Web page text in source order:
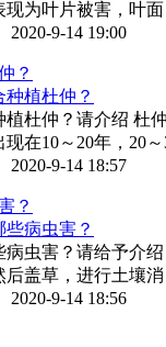
现为叶片被害，叶面
2020-9-14 19:00
？
杜仲？请介绍 杜
在10～20年，20～
2020-9-14 18:57
？
虫害？请给予介
盖草，进行土壤消
2020-9-14 18:56